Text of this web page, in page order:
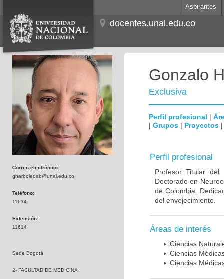
Aspirantes
docentes.unal.edu.co
Correo electrónico:
gharboledab@unal.edu.co
Teléfono:
11614
Extensión:
11614
Sede Bogotá
2- FACULTAD DE MEDICINA
Gonzalo
Exclusiva
Perfil profesional |
| Grupos | Proyectos
Perfil profesional
Profesor Titular
Doctorado en
de Colombia.
del envejecimiento.
Áreas de interés
Ciencias
Ciencias
Ciencias